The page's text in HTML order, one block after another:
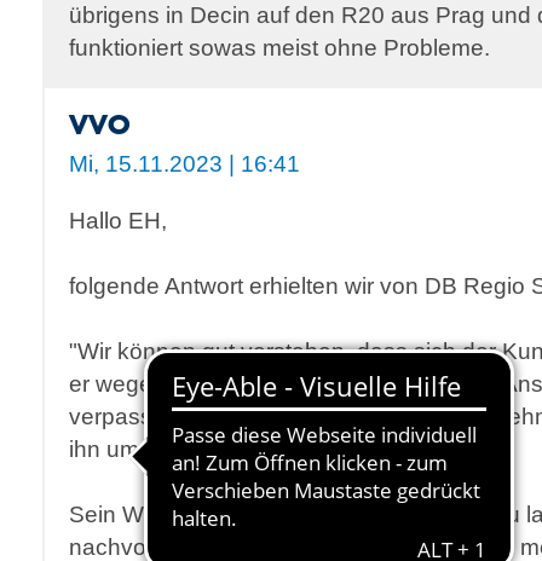
übrigens in Decin auf den R20 aus Prag und
funktioniert sowas meist ohne Probleme.
VVO
Mi, 15.11.2023 | 16:41
Hallo EH,
folgende Antwort erhielten wir von DB Regio
"Wir können gut verstehen, dass sich der
er wegen der Verspätung der U28 seinen
verpasst hat. Für die entstandenen
ihn um Entschuldigung.
Sein Wunsch, den Anschlusszug warten zu
nachvollziehbar. Leider ist dies nicht immer